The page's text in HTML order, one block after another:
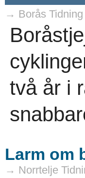
→ Borås Tidning
två år i
Larm om
→ Norrtelje